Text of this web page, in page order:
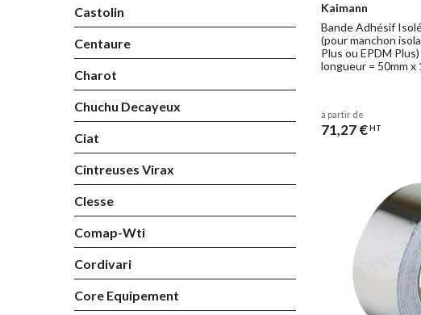
Castolin
Centaure
Charot
Chuchu Decayeux
Ciat
Cintreuses Virax
Clesse
Comap-Wti
Cordivari
Core Equipement
Kaimann
Bande Adhésif
(pour manchon
Plus ou EPDM
longueur = 50mm x
à partir de
71,27 € HT